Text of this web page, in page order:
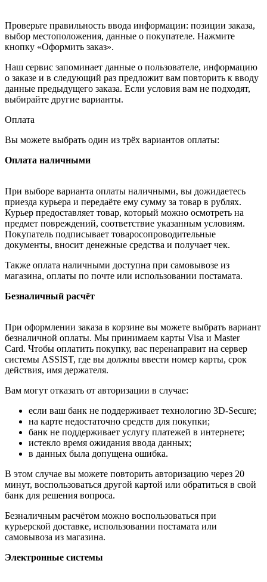
Проверьте правильность ввода информации: позиции заказа,
выбор местоположения, данные о покупателе. Нажмите
кнопку «Оформить заказ».
Наш сервис запоминает данные о пользователе, информацию
о заказе и в следующий раз предложит вам повторить к вводу
данные предыдущего заказа. Если условия вам не подходят,
выбирайте другие варианты.
Оплата
Вы можете выбрать один из трёх вариантов оплаты:
Оплата наличными
При выборе варианта оплаты наличными, вы дожидаетесь
приезда курьера и передаёте ему сумму за товар в рублях.
Курьер предоставляет товар, который можно осмотреть на
предмет повреждений, соответствие указанным условиям.
Покупатель подписывает товаросопроводительные
документы, вносит денежные средства и получает чек.
Также оплата наличными доступна при самовывозе из
магазина, оплаты по почте или использовании постамата.
Безналичный расчёт
При оформлении заказа в корзине вы можете выбрать вариант
безналичной оплаты. Мы принимаем карты Visa и Master
Card. Чтобы оплатить покупку, вас перенаправит на сервер
системы ASSIST, где вы должны ввести номер карты, срок
действия, имя держателя.
Вам могут отказать от авторизации в случае:
если ваш банк не поддерживает технологию 3D-Secure;
на карте недостаточно средств для покупки;
банк не поддерживает услугу платежей в интернете;
истекло время ожидания ввода данных;
в данных была допущена ошибка.
В этом случае вы можете повторить авторизацию через 20
минут, воспользоваться другой картой или обратиться в свой
банк для решения вопроса.
Безналичным расчётом можно воспользоваться при
курьерской доставке, использовании постамата или
самовывоза из магазина.
Электронные системы